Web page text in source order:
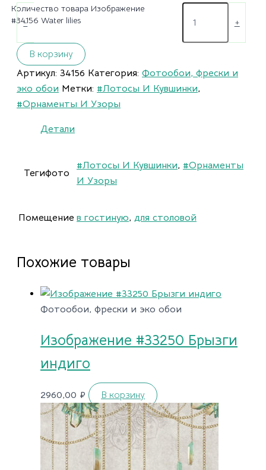
-
Количество товара Изображение
#34156 Water lilies
+
В корзину
Артикул: 34156 Категория: Фотообои, фрески и
эко обои Метки: #Лотосы И Кувшинки,
#Орнаменты И Узоры
Детали
Тегифото
#Лотосы И Кувшинки, #Орнаменты
И Узоры
Помещение в гостиную, для столовой
Похожие товары
Фотообои, фрески и эко обои
Изображение #33250 Брызги
индиго
2960,00 ₽ В корзину